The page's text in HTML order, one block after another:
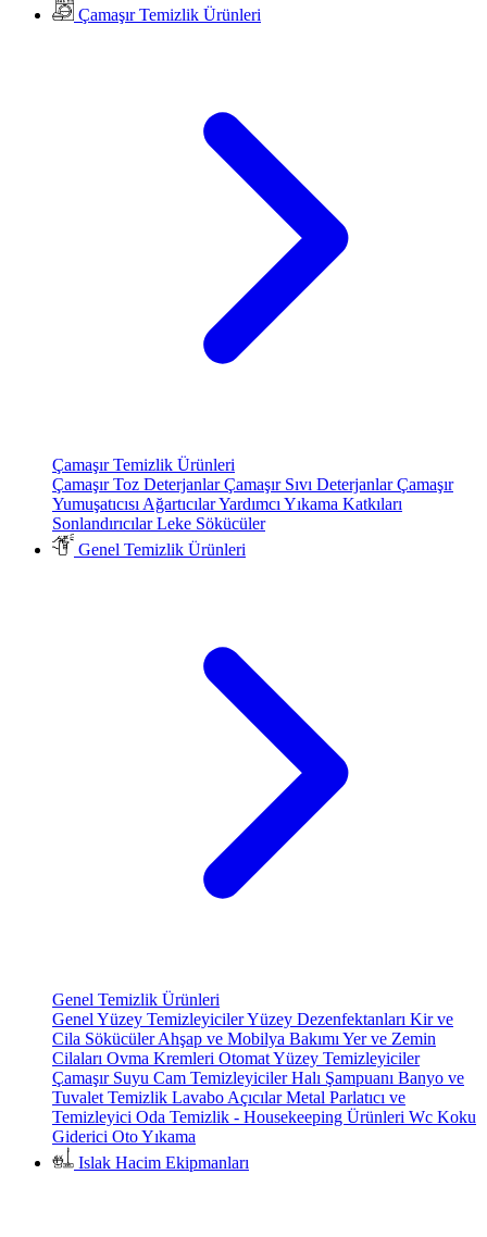
Çamaşır Temizlik Ürünleri
Çamaşır Temizlik Ürünleri
Çamaşır Toz DeterjanlarÇamaşır Sıvı DeterjanlarÇamaşır
Yumuşatıcısı AğartıcılarYardımcı Yıkama Katkıları
SonlandırıcılarLeke Sökücüler
Genel Temizlik Ürünleri
Genel Temizlik Ürünleri
Genel Yüzey TemizleyicilerYüzey Dezenfektanları Kir ve
Cila SökücülerAhşap ve Mobilya Bakımı Yer ve Zemin
Cilaları Ovma Kremleri Otomat Yüzey Temizleyiciler
Çamaşır Suyu Cam TemizleyicilerHalı Şampuanı Banyo ve
Tuvalet Temizlik Lavabo AçıcılarMetal Parlatıcı ve
Temizleyici Oda Temizlik - Housekeeping Ürünleri Wc Koku
Giderici Oto Yıkama
Islak Hacim Ekipmanları